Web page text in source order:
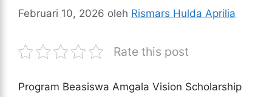
Februari 10, 2026 oleh Rismars Hulda Aprilia
Rate this post
Program Beasiswa Amgala Vision Scholarship